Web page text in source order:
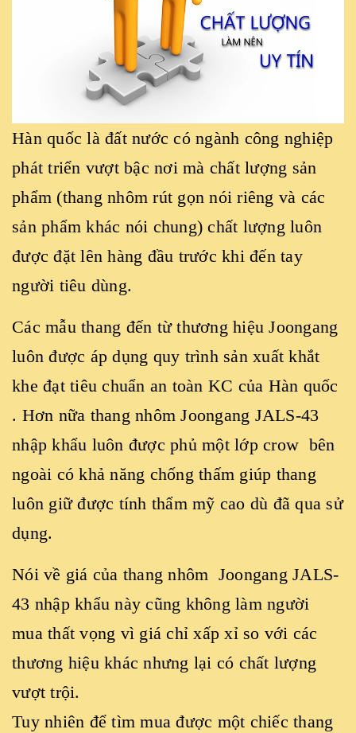
Hàn quốc là đất nước có ngành công nghiệp
phát triển vượt bậc nơi mà chất lượng sản
phẩm (thang nhôm rút gọn nói riêng và các
sản phẩm khác nói chung) chất lượng luôn
được đặt lên hàng đầu trước khi đến tay
người tiêu dùng.
Các mẫu thang đến từ thương hiệu Joongang
luôn được áp dụng quy trình sản xuất khắt
khe đạt tiêu chuẩn an toàn KC của Hàn quốc
. Hơn nữa thang nhôm Joongang JALS-43
nhập khẩu luôn được phủ một lớp crow bên
ngoài có khả năng chống thấm giúp thang
luôn giữ được tính thẩm mỹ cao dù đã qua sử
dụng.
Nói về giá của thang nhôm Joongang JALS-
43 nhập khẩu này cũng không làm người
mua thất vọng vì giá chỉ xấp xỉ so với các
thương hiệu khác nhưng lại có chất lượng
vượt trội.
Tuy nhiên để tìm mua được một chiếc thang